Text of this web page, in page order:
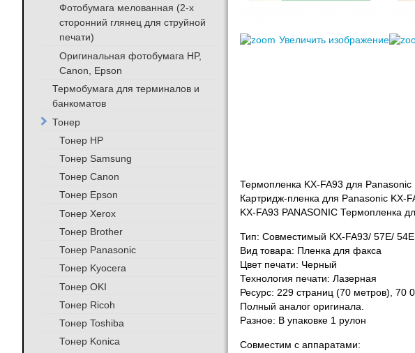
Увеличить изображение
Термопленка KX-FA93 для
Картридж-пленка для Panasonic KX-
KX-FA93 PANASONIC Термопленка
Тип: Совместимый KX-FA93/ 57E/ 54E
Вид товара: Пленка для факса
Цвет печати: Черный
Технология печати: Лазерная
Ресурс: 229 страниц (70 метров), 70
Полный аналог оригинала.
Разное: В упаковке 1 рулон
Совместим с аппаратами:
Фотобумага мелованная (2-х
сторонний глянец для струйной
печати)
Оригинальная фотобумага HP,
Canon, Epson
Термобумага для терминалов и
банкоматов
Тонер
Тонер HP
Тонер Samsung
Тонер Canon
Тонер Epson
Тонер Xerox
Тонер Brother
Тонер Panasonic
Тонер Kyocera
Тонер OKI
Тонер Ricoh
Тонер Toshiba
Тонер Konica